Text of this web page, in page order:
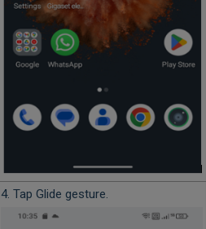
4. Tap Glide gesture.